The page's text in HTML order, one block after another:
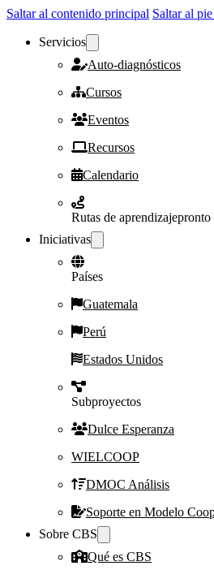
Saltar al contenido principal Saltar al
Servicios
Auto-diagnósticos
Cursos
Eventos
Recursos
Calendario
Rutas de aprendizajepronto
Iniciativas
Países
Guatemala
Perú
Estados Unidos
Subproyectos
Dulce Esperanza
WIELCOOP
DMOC Análisis
Soporte en Modelo
Sobre CBS
Qué es CBS